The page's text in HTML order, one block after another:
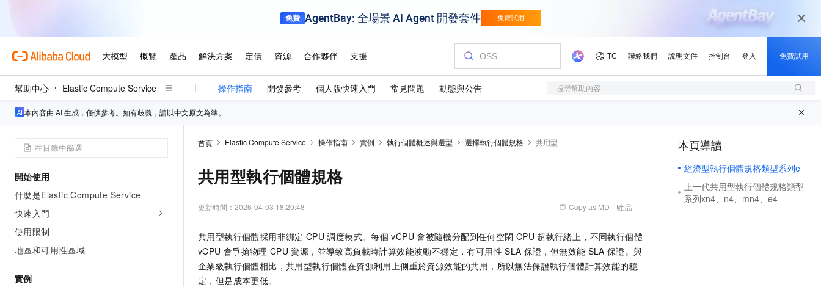
幫助中心 Elastic Compute Service 操作指南 開發參考 個人版快速入門 常見問題 動態與公告 搜尋幫助內容
本內容由 AI 生成，僅供參考。如有歧義，請以中文原文為準。
開始使用
什麼是Elastic Compute Service
快速入門
使用限制
地區和可用性區域
實例
首頁 Elastic Compute Service 操作指南 實例 執行個體概述與選型 選擇執行個體規格 共用型
共用型執行個體規格
更新時間： 2026-04-03 18:20:48 Copy as MD 產品
共用型執行個體採用非綁定 CPU 調度模式。每個 vCPU 會被隨機分配到任何空閑 CPU 超執行緒上，不同執行個體
vCPU 會爭搶物理 CPU 資源，並導致高負載時計算效能波動不穩定，有可用性 SLA 保證，但無效能 SLA 保證。與
企業級執行個體相比，共用型執行個體在資源利用上側重於資源效能的共用，所以無法保證執行個體計算效能的穩
定，但是成本更低。
本頁導讀
經濟型執行個體規格類型系列e
上一代共用型執行個體規格類型
系列xn4、n4、mn4、e4